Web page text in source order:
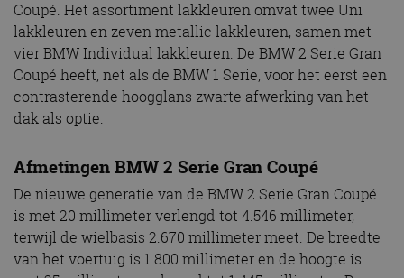
Coupé. Het assortiment lakkleuren omvat twee Uni
lakkleuren en zeven metallic lakkleuren, samen met
vier BMW Individual lakkleuren. De BMW 2 Serie Gran
Coupé heeft, net als de BMW 1 Serie, voor het eerst een
contrasterende hoogglans zwarte afwerking van het
dak als optie.
Afmetingen BMW 2 Serie Gran Coupé
De nieuwe generatie van de BMW 2 Serie Gran Coupé
is met 20 millimeter verlengd tot 4.546 millimeter,
terwijl de wielbasis 2.670 millimeter meet. De breedte
van het voertuig is 1.800 millimeter en de hoogte is